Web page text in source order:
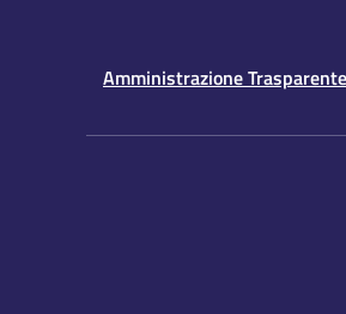
Amministrazione Trasparente